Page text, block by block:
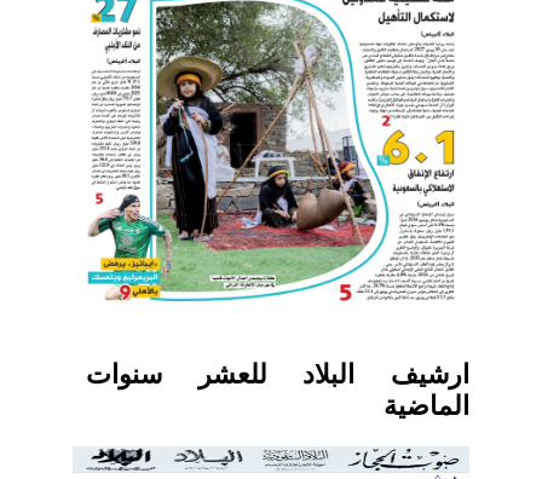
ارشيف البلاد للعشر سنوات
الماضية